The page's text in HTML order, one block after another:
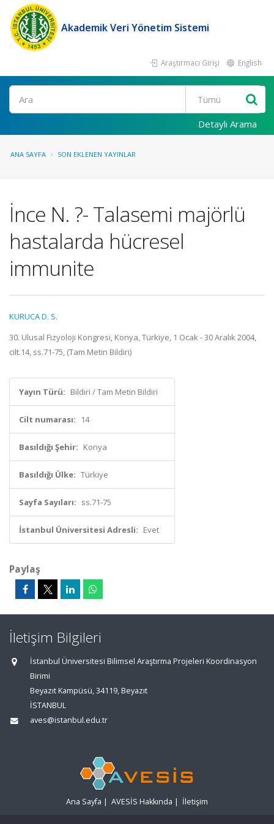
Akademik Veri Yönetim Sistemi
Araştırmacı Girişi English
Ara
Detaylı Arama
ANA SAYFA SON EKLENEN YAYINLAR
İnce N. ?- Talasemi majörlü
hastalarda hücresel
immunite
KURUCA D. S.
30. Ulusal Fizyoloji Kongresi, Konya, Türkiye, 1 Ocak - 30 Aralık 2004,
cilt.14, ss.71-75, (Tam Metin Bildiri)
Yayın Türü: Bildiri / Tam Metin Bildiri
Cilt numarası: 14
Basıldığı Şehir: Konya
Basıldığı Ülke: Türkiye
Sayfa Sayıları: ss.71-75
İstanbul Üniversitesi Adresli: Evet
Paylaş
İletişim Bilgileri
İstanbul Üniversitesi Bilimsel Araştırma Projeleri Koordinasyon
Birimi
Beyazıt Kampüsü, 34119, Beyazıt
İSTANBUL
aves@istanbul.edu.tr
Ana Sayfa | AVESİS Hakkında | İletişim